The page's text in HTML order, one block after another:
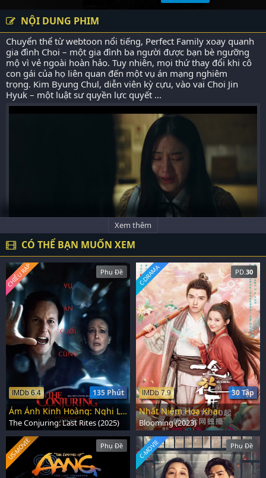
NỘI DUNG PHIM
Chuyển thể từ webtoon nổi tiếng, Perfect Family xoay quanh
gia đình Choi – một gia đình ba người được bạn bè ngưỡng
mộ vì vẻ ngoài hoàn hảo. Tuy nhiên, mọi thứ thay đổi khi cô
con gái của họ liên quan đến một vụ án mạng nghiêm
trọng. Kim Byung Chul, diễn viên kỳ cựu, vào vai Choi Jin
Hyuk – một luật sư quyền lực quyết ...
Xem thêm
CÓ THỂ BẠN MUỐN XEM
Phụ Đề
135 Phút
IMDb 6.4
CHIẾU RẠP
Ám Ảnh Kinh Hoàng: Nghi Lễ Cuối Cùng
The Conjuring: Last Rites (2025)
PD. 30
30 Tập
IMDb 7.9
C-DRAMA
Nhất Niệm Hoa Khai
Blooming (2023)
Phụ Đề
US-MOVIE Phụ Đề
C-MOVIE